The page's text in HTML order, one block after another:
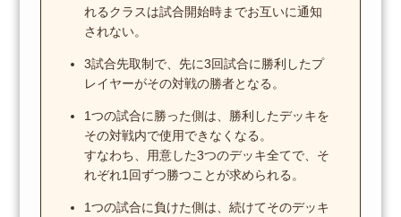
れるクラスは試合開始時までお互いに通知
されない。
3試合先取制で、先に3回試合に勝利したプ
レイヤーがその対戦の勝者となる。
1つの試合に勝った側は、勝利したデッキを
その対戦内で使用できなくなる。
すなわち、用意した3つのデッキ全てで、そ
れぞれ1回ずつ勝つことが求められる。
1つの試合に負けた側は、続けてそのデッキ